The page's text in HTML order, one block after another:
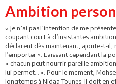
Ambition
« Je n’ai pas l’intention de me
coupant court à d’insistantes
déclarent dès maintenant, ajoute-t-il,
l’emporter ». Laissant cependant la
« chacun peut nourrir pareille
lui permet… ». Pour le moment,
longtemps à Nidaa Tounes. Il doit en